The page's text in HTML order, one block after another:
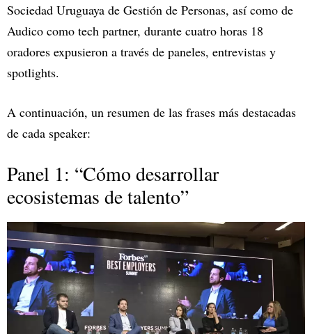
Sociedad Uruguaya de Gestión de Personas, así como de
Audico como tech partner, durante cuatro horas 18
oradores expusieron a través de paneles, entrevistas y
spotlights.
A continuación, un resumen de las frases más destacadas
de cada speaker:
Panel 1: “Cómo desarrollar
ecosistemas de talento”